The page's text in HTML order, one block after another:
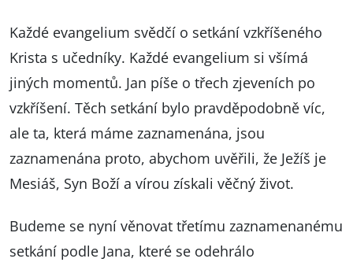
Každé evangelium svědčí o setkání vzkříšeného
Krista s učedníky. Každé evangelium si všímá
jiných momentů. Jan píše o třech zjeveních po
vzkříšení. Těch setkání bylo pravděpodobně víc,
ale ta, která máme zaznamenána, jsou
zaznamenána proto, abychom uvěřili, že Ježíš je
Mesiáš, Syn Boží a vírou získali věčný život.
Budeme se nyní věnovat třetímu zaznamenanému
setkání podle Jana, které se odehrálo